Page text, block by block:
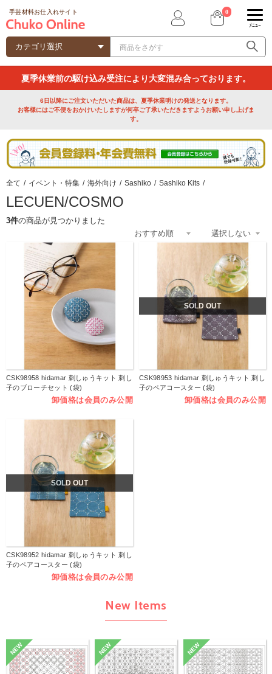
手芸材料お仕入れサイト 0
ﾒﾆｭｰ
夏季休業前の駆け込み受注により大変混み合っております。
6日以降にご注文いただいた商品は、夏季休業明けの発送となります。
お客様にはご不便をおかけいたしますが何卒ご了承いただきますようお願い申し上げま
す。
全て / イベント・特集 / 海外向け / Sashiko / Sashiko Kits /
LECUEN/COSMO
3件の商品が見つかりました
CSK98958 hidamar 刺しゅうキット 刺し
子のブローチセット (袋)
卸価格は会員のみ公開
SOLD OUT
CSK98953 hidamar 刺しゅうキット 刺し
子のペアコースター (袋)
卸価格は会員のみ公開
SOLD OUT
CSK98952 hidamar 刺しゅうキット 刺し
子のペアコースター (袋)
卸価格は会員のみ公開
New Items
NEW NEW NEW